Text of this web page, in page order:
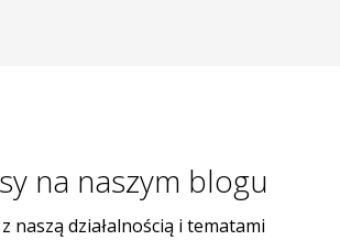
na naszym blogu
naszą działalnością i tematami